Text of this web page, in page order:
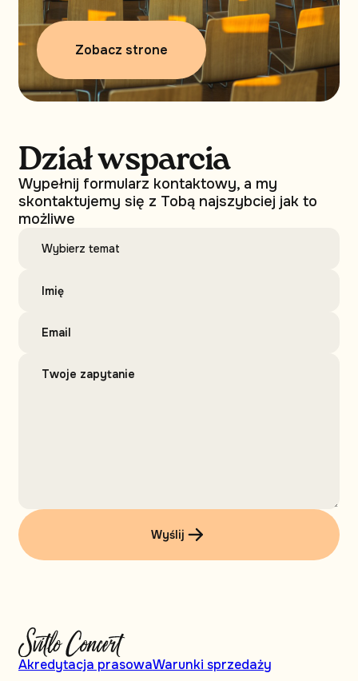
Zobacz strone
Dział wsparcia
Wypełnij formularz kontaktowy, a my
skontaktujemy się z Tobą najszybciej jak to
możliwe
Wyślij
Akredytacja prasowaWarunki sprzedaży